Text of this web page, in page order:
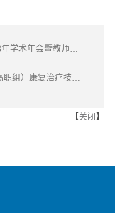
喜报 | 我校教师在福建省解剖学会2023年学术年会暨教师教学竞赛中喜获佳绩
2024年度福建省职业院校技能大赛（高职组）康复治疗技术赛项在我校顺利开赛
【关闭 】